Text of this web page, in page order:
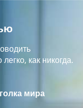
как никогда.
мира